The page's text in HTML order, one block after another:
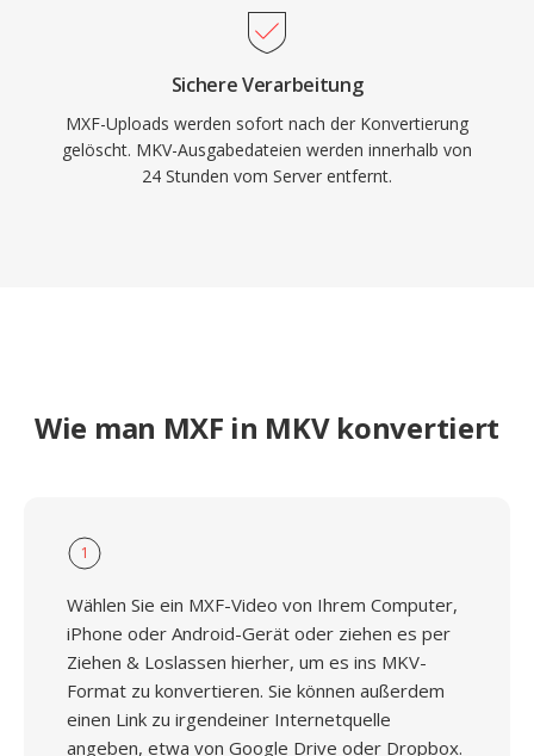
Sichere Verarbeitung
MXF-Uploads werden sofort nach der Konvertierung
gelöscht. MKV-Ausgabedateien werden innerhalb von
24 Stunden vom Server entfernt.
Wie man MXF in MKV konvertiert
1
Wählen Sie ein MXF-Video von Ihrem Computer,
iPhone oder Android-Gerät oder ziehen es per
Ziehen & Loslassen hierher, um es ins MKV-
Format zu konvertieren. Sie können außerdem
einen Link zu irgendeiner Internetquelle
angeben, etwa von Google Drive oder Dropbox.